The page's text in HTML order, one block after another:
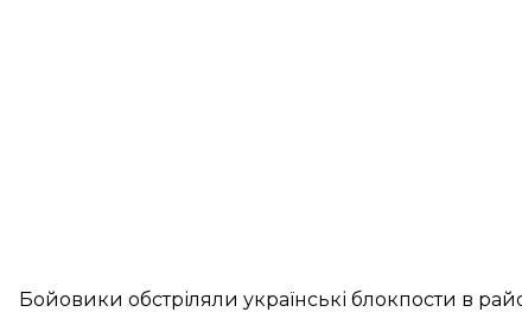
Бойовики обстріляли українські блокпости в